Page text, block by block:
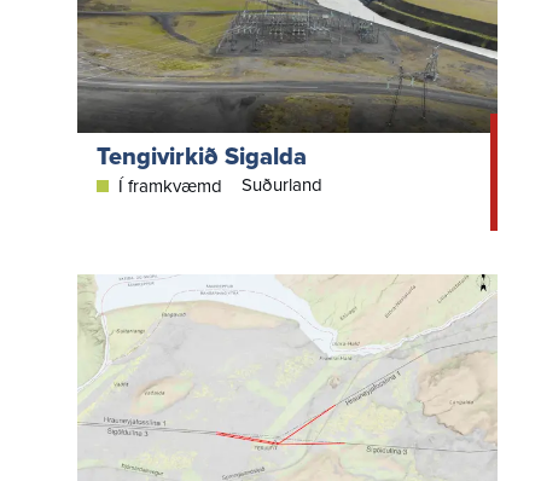
Tengivirkið Sigalda
Í framkvæmd Suðurland